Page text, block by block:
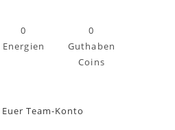
0
Energien
0
Guthaben
Coins
Euer Team-Konto